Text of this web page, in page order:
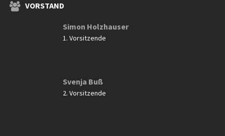
VORSTAND
Simon Holzhauser
1. Vorsitzende
Svenja Buß
2. Vorsitzende